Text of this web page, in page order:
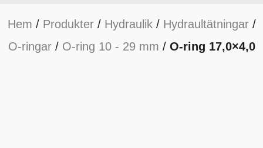
Hem / Produkter/ Hydraulik/ Hydraultätningar/
O-ringar/ O-ring 10 - 29 mm / O-ring 17,0×4,0